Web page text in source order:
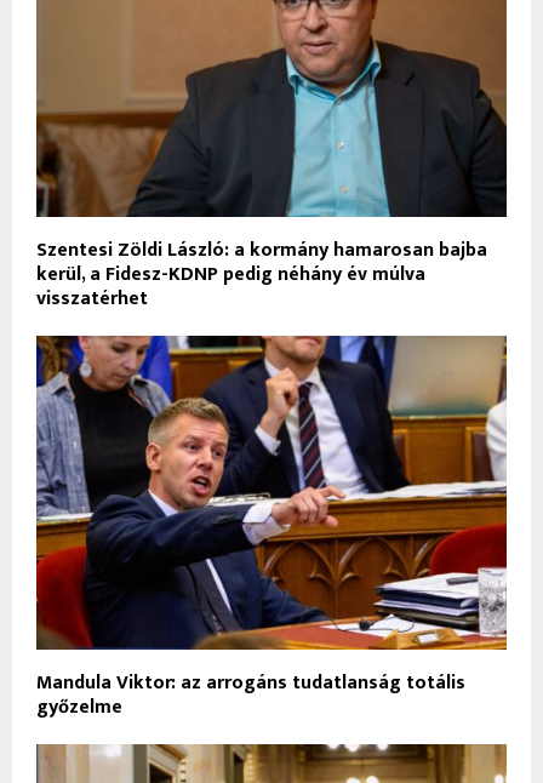
Szentesi Zöldi László: a kormány hamarosan bajba
kerül, a Fidesz-KDNP pedig néhány év múlva
visszatérhet
Mandula Viktor: az arrogáns tudatlanság totális
győzelme